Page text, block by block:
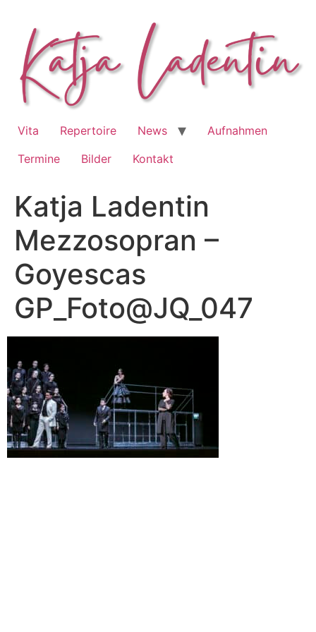
springen
Vita Repertoire News
Aufnahmen
Termine
Bilder Kontakt
Katja Ladentin
Mezzosopran –
Goyescas
GP_Foto@JQ_047